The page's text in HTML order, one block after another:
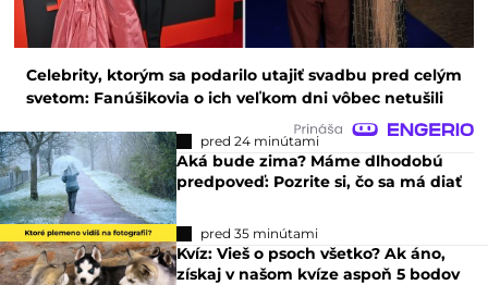
Celebrity, ktorým sa podarilo utajiť svadbu pred celým
svetom: Fanúšikovia o ich veľkom dni vôbec netušili
pred 24 minútami
Aká bude zima? Máme dlhodobú
predpoveď: Pozrite si, čo sa má diať
pred 35 minútami
Kvíz: Vieš o psoch všetko? Ak áno,
získaj v našom kvíze aspoň 5 bodov